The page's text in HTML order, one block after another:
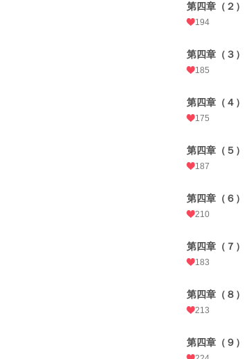
第四章（２）
194
第四章（３）
185
第四章（４）
175
第四章（５）
187
第四章（６）
210
第四章（７）
183
第四章（８）
213
第四章（９）